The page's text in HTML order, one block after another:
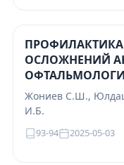
ОСЛОЖНЕНИЙ
Жониев С.Ш.,
И.Б.
93-94 2025-05-03